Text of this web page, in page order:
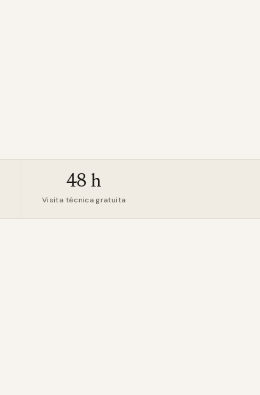
48 h
Visita técnica gratuita